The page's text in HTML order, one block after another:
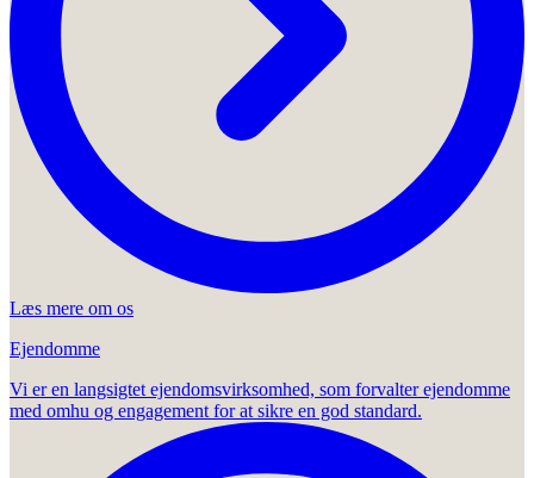
Læs mere om os
Ejendomme
Vi er en langsigtet ejendomsvirksomhed, som forvalter ejendomme
med omhu og engagement for at sikre en god standard.